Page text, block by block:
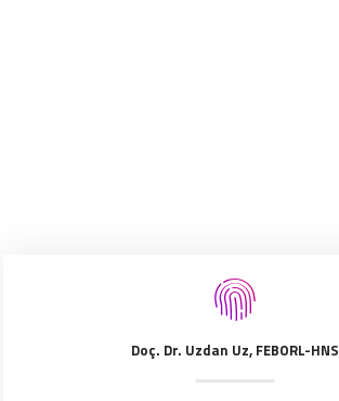
Doç. Dr. Uzdan Uz, FEBORL-HNS